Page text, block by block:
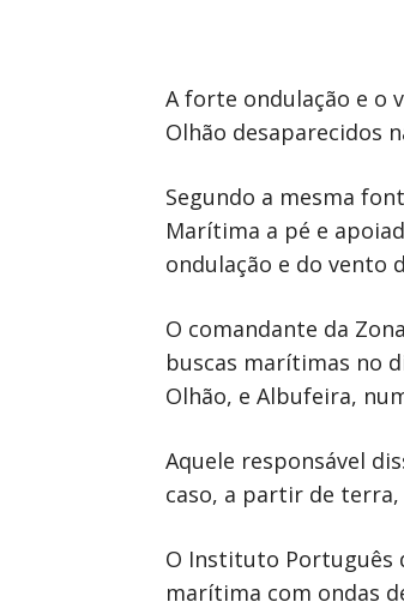
A forte ondulação e o
Olhão desaparecidos
Segundo a mesma
Marítima a pé e
ondulação e do vento
O comandante da
buscas marítimas no
Olhão, e Albufeira,
Aquele responsável
caso, a partir de
O Instituto Português
marítima com ondas